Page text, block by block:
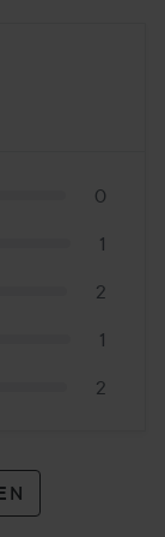
0
1
2
1
2